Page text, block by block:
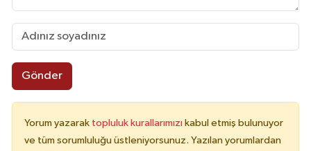
Gönder
Yorum yazarak topluluk kurallarımızı kabul etmiş bulunuyor
ve tüm sorumluluğu üstleniyorsunuz. Yazılan yorumlardan